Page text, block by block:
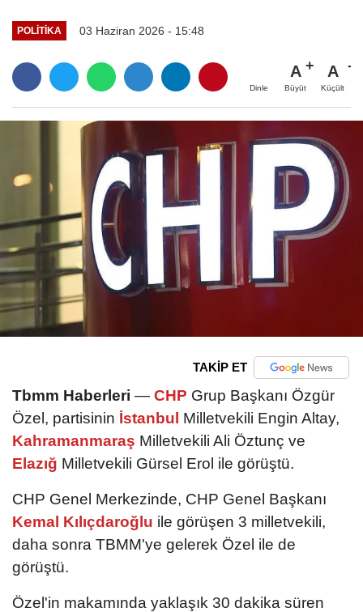
POLITIKA 03 Haziran 2026 - 15:48
Dinle
A
Büyüt
A
Küçült
TAKİP ET
Tbmm Haberleri — CHP Grup Başkanı Özgür
Özel, partisinin İstanbul Milletvekili Engin Altay,
Kahramanmaraş Milletvekili Ali Öztunç ve
Elazığ Milletvekili Gürsel Erol ile görüştü.
CHP Genel Merkezinde, CHP Genel Başkanı
Kemal Kılıçdaroğlu ile görüşen 3 milletvekili,
daha sonra TBMM'ye gelerek Özel ile de
görüştü.
Özel'in makamında yaklaşık 30 dakika süren